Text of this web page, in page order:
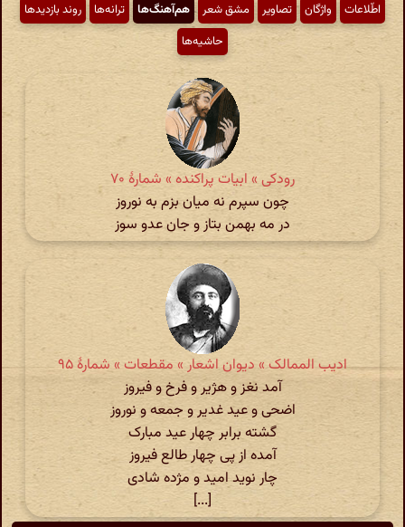
اطّلاعات واژگان تصاویر مشق شعر هم‌آهنگ‌ها ترانه‌ها
روند بازدیدها
حاشیه‌ها
رودکی » ابیات پراکنده » شمارهٔ ۷۰
چون سپرم نه میان بزم به نوروز
در مه بهمن بتاز و جان عدو سوز
ادیب الممالک » دیوان اشعار » مقطعات » شمارهٔ ۹۵
آمد نغز و هژیر و فرخ و فیروز
اضحی و عید غدیر و جمعه و نوروز
گشته برابر چهار عید مبارک
آمده از پی چهار طالع فیروز
چار نوید امید و مژده شادی
[...]